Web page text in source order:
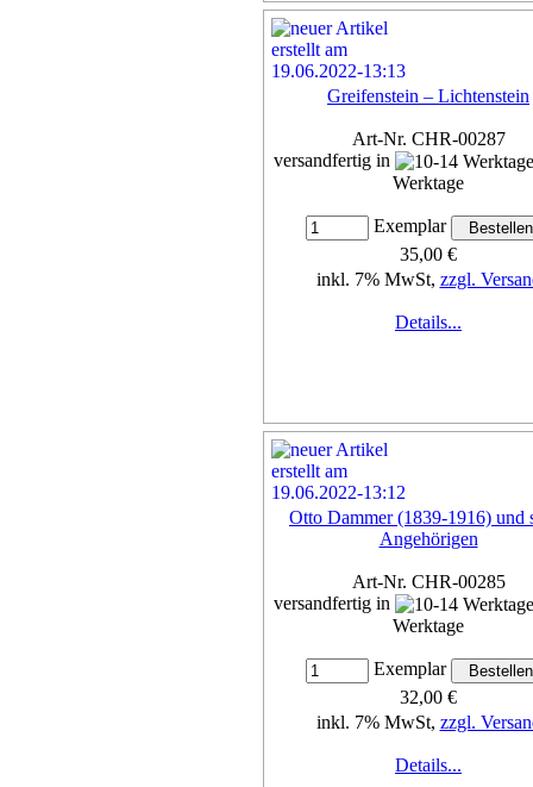
Greifenstein – Lichtenstein
Art-Nr. CHR-00287
versandfertig in
Werktage
Exemplar
35,00 €
inkl. 7% MwSt, zzgl.
Details...
Otto Dammer (1839-1916) und
Angehörigen
Art-Nr. CHR-00285
versandfertig in
Werktage
Exemplar
32,00 €
inkl. 7% MwSt, zzgl.
Details...